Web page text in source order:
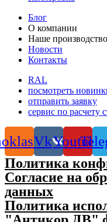
Блог
О компании
Наше производство
Новости
Контакты
RAL
посмотреть
отправить заявку
сервис по расчету
VkYoutube
Политика
Согласие на
данных
Политика